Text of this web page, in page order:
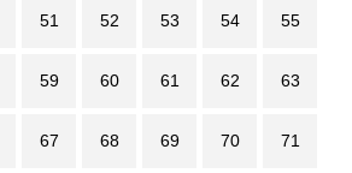
51 52 53 54 55
59 60 61 62 63
67 68 69 70 71